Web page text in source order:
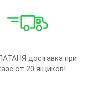
доставка при
от 20 ящиков!